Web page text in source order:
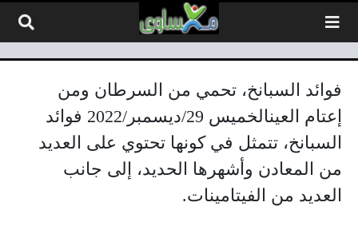
فوائد السبانخ، تحمي من السرطان ومن
إعتام العينالخميس 29/ديسمبر/2022 فوائد
السبانخ، تتمثل في كونها تحتوي على العديد
من المعادن وأشهرها الحديد، إلى جانب
العديد من الفيتامينات.